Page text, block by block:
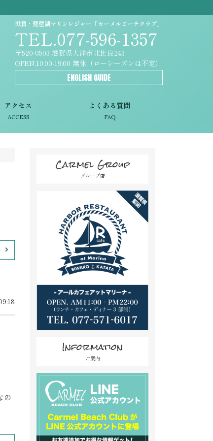
アクセス
ACCESS
よくある質問
FAQ
滋賀・琵琶湖マリンレジャー「カーメルビーチクラブ」
TEL.077-596-1357
〒520-0503 滋賀県大津市北比良243
OPEN.10:00-19:00 無休（ローシーズンは不定）
ENGLISH GUIDE
の
Carmel Group
グループ店
Information
ご案内